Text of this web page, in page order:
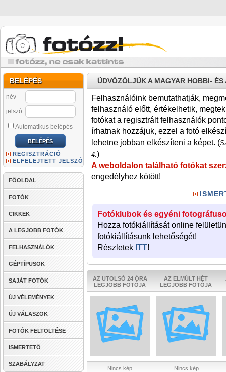
BELÉPÉS
név
jelszó
Automatikus belépés
REGISZTRÁCIÓ
ELFELEJTETT JELSZÓ
FŐOLDAL
FOTÓK
CIKKEK
A LEGJOBB FOTÓK
FELHASZNÁLÓK
GÉPTÍPUSOK
SAJÁT FOTÓK
ÚJ VÉLEMÉNYEK
ÚJ VÁLASZOK
FOTÓK FELTÖLTÉSE
ISMERTETŐ
SZABÁLYZAT
ÜDVÖZÖLJÜK A MAGYAR HOBBI-
Felhasználóink bemutathatják,
felhasználó előtt, értékelhetik,
fotókat a regisztrált felhasználók
írhatnak hozzájuk, ezzel a fotó
lehetne jobban elkészíteni a képet. (
4.)
A weboldalon található fotókat
engedélyhez kötött!
Fotóklubok és egyéni
Hozza fotókiállítását online
fotókiállításunk lehetőségét!
Részletek ITT!
AZ UTOLSÓ 24 ÓRA
LEGJOBB FOTÓJA
AZ ELMÚLT HÉT
LEGJOBB FOTÓJA
Nincs kép Nincs kép